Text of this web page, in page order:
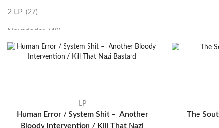
2 LP (27)
Novedades (48)
Vinilako (34)
LP
Human Error / System Shit – Another
Bloody Intervention / Kill That Nazi
The